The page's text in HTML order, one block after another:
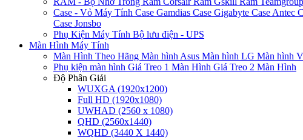
Case - Vỏ Máy Tính Case Gamdias Case Gigabyte Case Antec
Case Jonsbo
Phụ Kiện Máy Tính Bộ lưu điện - UPS
Màn Hình Máy Tính
Màn Hình Theo Hãng Màn hình Asus Màn hình LG Màn hình
Phụ kiện màn hình Giá Treo 1 Màn Hình Giá Treo 2 Màn Hình
Độ Phân Giải
WUXGA (1920x1200)
Full HD (1920x1080)
UWHAD (2560 x 1080)
QHD (2560x1440)
WQHD (3440 X 1440)